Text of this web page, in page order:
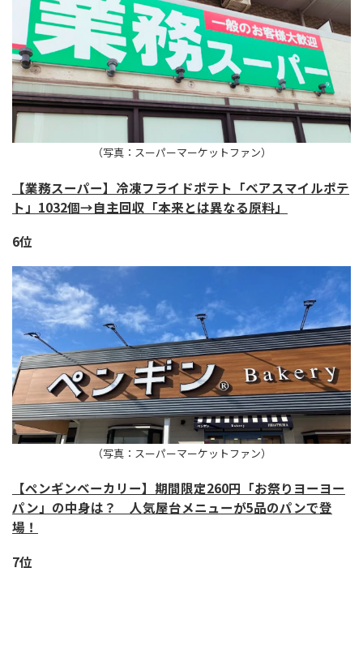
（写真：スーパーマーケットファン）
【業務スーパー】冷凍フライドポテト「ベアスマイルポテ
ト」1032個→自主回収「本来とは異なる原料」
6位
（写真：スーパーマーケットファン）
【ペンギンベーカリー】期間限定260円「お祭りヨーヨー
パン」の中身は？ 人気屋台メニューが5品のパンで登
場！
7位